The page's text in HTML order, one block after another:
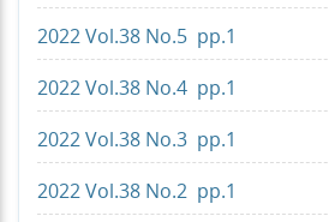
2022 Vol.38 No.5 pp.1
2022 Vol.38 No.4 pp.1
2022 Vol.38 No.3 pp.1
2022 Vol.38 No.2 pp.1